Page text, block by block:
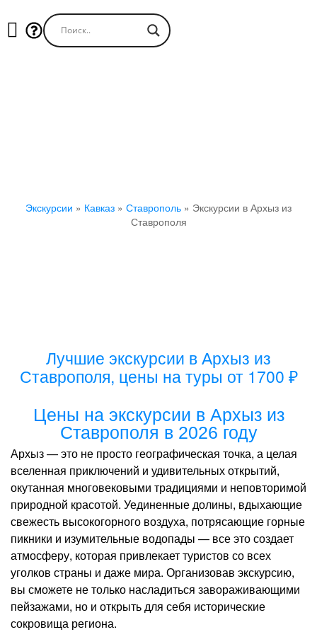
Экскурсии » Кавказ » Ставрополь » Экскурсии в Архыз из
Ставрополя
Лучшие экскурсии в Архыз из
Ставрополя, цены на туры от 1700 ₽
Цены на экскурсии в Архыз из
Ставрополя в 2026 году
Архыз — это не просто географическая точка, а целая
вселенная приключений и удивительных открытий,
окутанная многовековыми традициями и неповторимой
природной красотой. Уединенные долины, вдыхающие
свежесть высокогорного воздуха, потрясающие горные
пикники и изумительные водопады — все это создает
атмосферу, которая привлекает туристов со всех
уголков страны и даже мира. Организовав экскурсию,
вы сможете не только насладиться завораживающими
пейзажами, но и открыть для себя исторические
сокровища региона.